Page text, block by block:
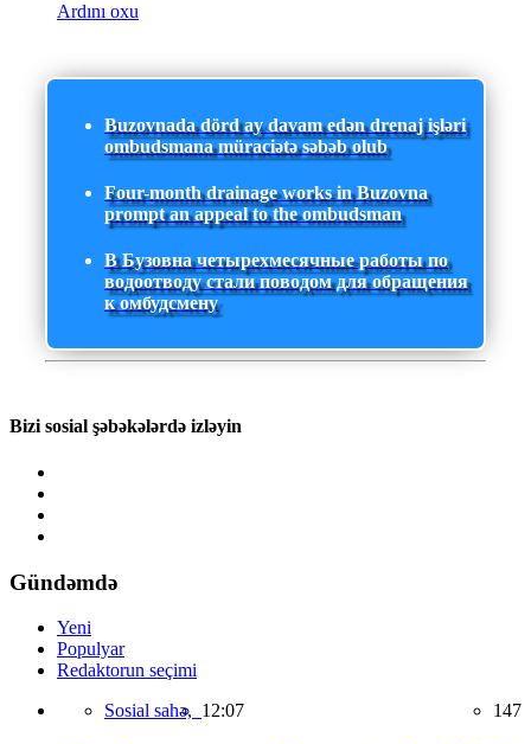
Ardını oxu
Buzovnada dörd ay davam edən drenaj işləri
ombudsmana müraciətə səbəb olub
Four-month drainage works in Buzovna
prompt an appeal to the ombudsman
В Бузовна четырехмесячные работы по
водоотводу стали поводом для обращения
к омбудсмену
Bizi sosial şəbəkələrdə izləyin
Gündəmdə
Yeni
Populyar
Redaktorun seçimi
Sosial sahə, 12:07 147